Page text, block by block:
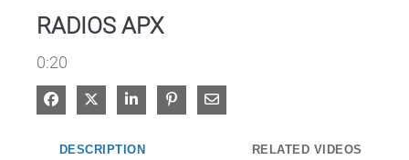
RADIOS APX
0:20
Share on Facebook
Share on XShare on LinkedIn
Pin on Pinterest
Share via Email
DESCRIPTION RELATED VIDEOS